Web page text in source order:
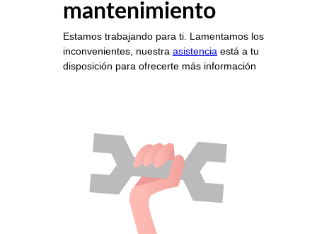
mantenimiento
Estamos trabajando para ti. Lamentamos los
inconvenientes, nuestra asistencia está a tu
disposición para ofrecerte más información